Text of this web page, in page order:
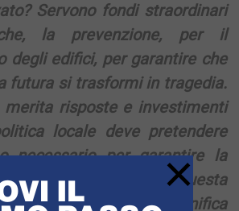
Servono fondi straordinari
la prevenzione, per il
degli edifici, per garantire che
futura si trasformi in tragedia.
risposte e investimenti
locale deve pretendere
necessario per garantire la
Lasciare che questa
senza soluzioni significa
×